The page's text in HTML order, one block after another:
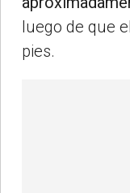
luego de que
pies.